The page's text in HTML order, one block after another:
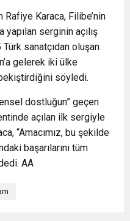
Karaca, Filibe’nin
yapılan serginin açılış
sanatçıdan oluşan
gelerek iki ülke
söyledi.
dostluğun” geçen
açılan ilk sergiyle
“Amacımız, bu şekilde
başarılarını tüm
AA